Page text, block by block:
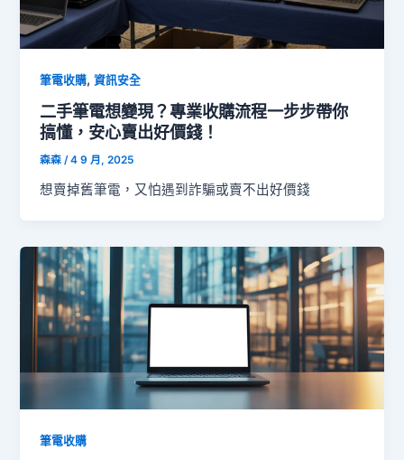
筆電收購,資訊安全
二手筆電想變現？專業收購流程一步步帶你
搞懂，安心賣出好價錢！
森森/4 9 月, 2025
想賣掉舊筆電，又怕遇到詐騙或賣不出好價錢
筆電收購